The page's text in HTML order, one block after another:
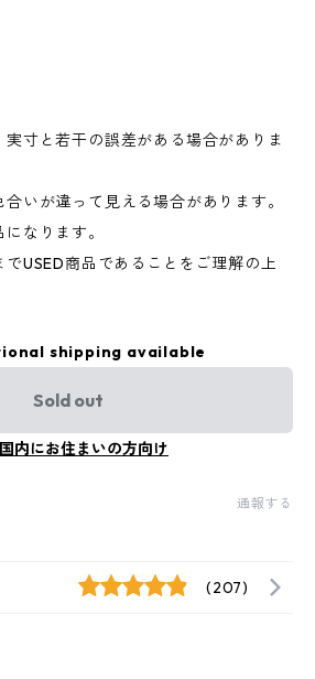
寸と若干の誤差がある場合がありま
いが違って見える場合があります。
なります。
USED商品であることをご理解の上
shipping available
Sold out
内にお住まいの方向け
通報する
(207)